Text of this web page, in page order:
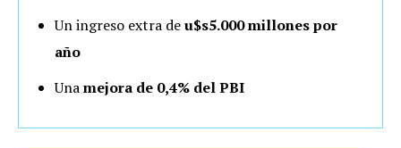
Un ingreso extra deu$s5.000 millones por
año
Unamejora de 0,4% del PBI